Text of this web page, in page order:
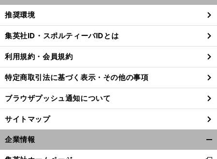
閉
る
推奨環境
集英社ID・スポルティーバIDとは
利用規約・会員規約
特定商取引法に基づく表示・その他の事項
ブラウザプッシュ通知について
サイトマップ
企業情報